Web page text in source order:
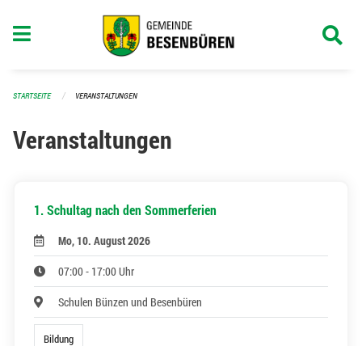
STARTSEITE VERANSTALTUNGEN
Veranstaltungen
1. Schultag nach den Sommerferien
Mo, 10. August 2026
07:00 - 17:00 Uhr
Schulen Bünzen und Besenbüren
Bildung